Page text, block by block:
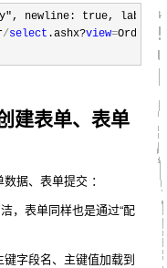
newline: true,
/select .ashx?view=Orders &
建表单、表单
据、表单提交 ：
，表单同样也是通过“配
字段名、主键值加载到